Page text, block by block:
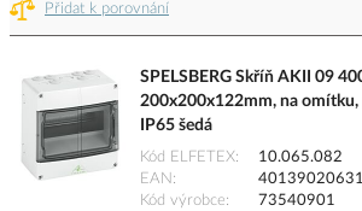
Přidat k porovnání
SPELSBERG Skříň AKII 09
200x200x122mm, na omítku,
IP65 šedá
Kód ELFETEX
10.065.082
EAN
Kód výrobce
73540901